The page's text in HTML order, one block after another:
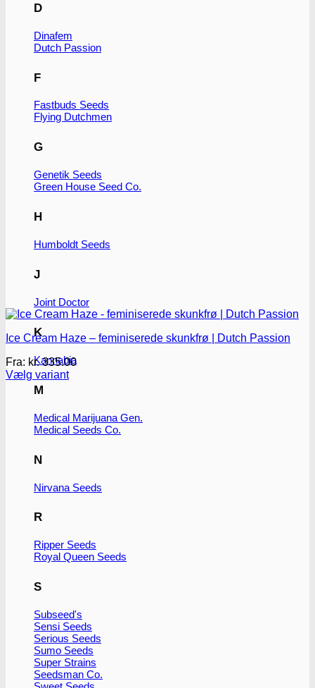
D
Dinafem
Dutch Passion
F
Fastbuds Seeds
Flying Dutchmen
G
Genetik Seeds
Green House Seed Co.
H
Humboldt Seeds
J
Joint Doctor
K
Kannabia
M
Medical Marijuana Gen.
Medical Seeds Co.
N
Nirvana Seeds
R
Ripper Seeds
Royal Queen Seeds
S
Subseed's
Sensi Seeds
Serious Seeds
Sumo Seeds
Super Strains
Seedsman Co.
Ice Cream Haze – feminiserede skunkfrø | Dutch Passion
Fra: kr.335.00
Vælg variant
varianter.